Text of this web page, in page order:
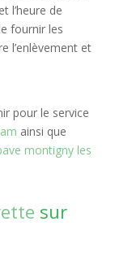
l’heure de
fournir les
l’enlèvement et
pour le service
ainsi que
montigny les
sur